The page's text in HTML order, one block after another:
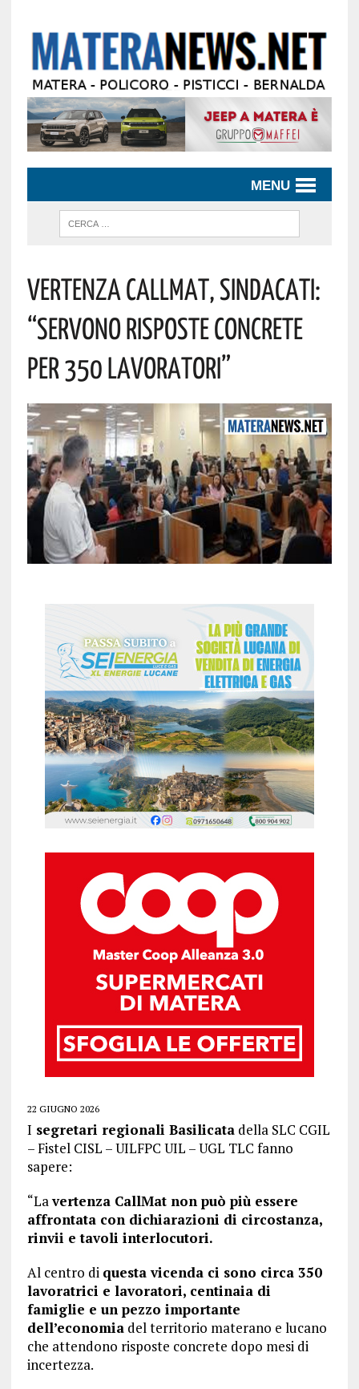
MENU
Vertenza CallMat, Sindacati:
“Servono Risposte Concrete
Per 350 Lavoratori”
22 GIUGNO 2026
I segretari regionali Basilicatadella SLC CGIL
– Fistel CISL – UILFPC UIL – UGL TLC fanno
sapere:
“Lavertenza CallMat non può più essere
affrontata con dichiarazioni di circostanza,
rinvii e tavoli interlocutori.
Al centro di questa vicenda ci sono circa 350
lavoratrici e lavoratori, centinaia di
famiglie e un pezzo importante
dell’economiadel territorio materano e lucano
che attendono risposte concrete dopo mesi di
incertezza.